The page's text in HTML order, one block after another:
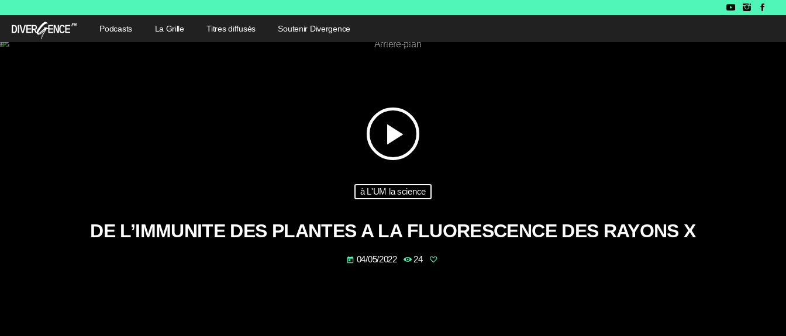
Podcasts La Grille Titres diffusés Soutenir Divergence
play_arrow
à L'UM la science
DE L’IMMUNITE DES PLANTES A LA FLUORESCENCE DES RAYONS X
today 04/05/2022 24